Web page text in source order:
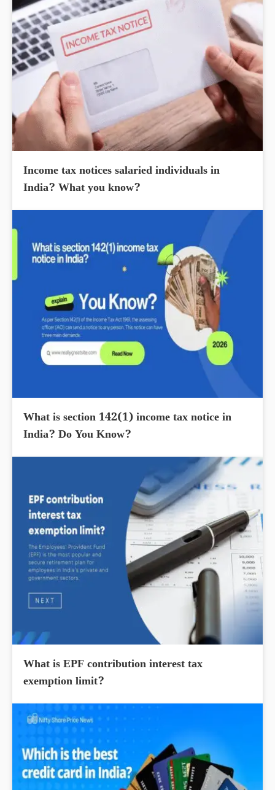
Income tax notices salaried individuals in
India? What you know?
What is section 142(1) income tax notice in
India? Do You Know?
What is EPF contribution interest tax
exemption limit?